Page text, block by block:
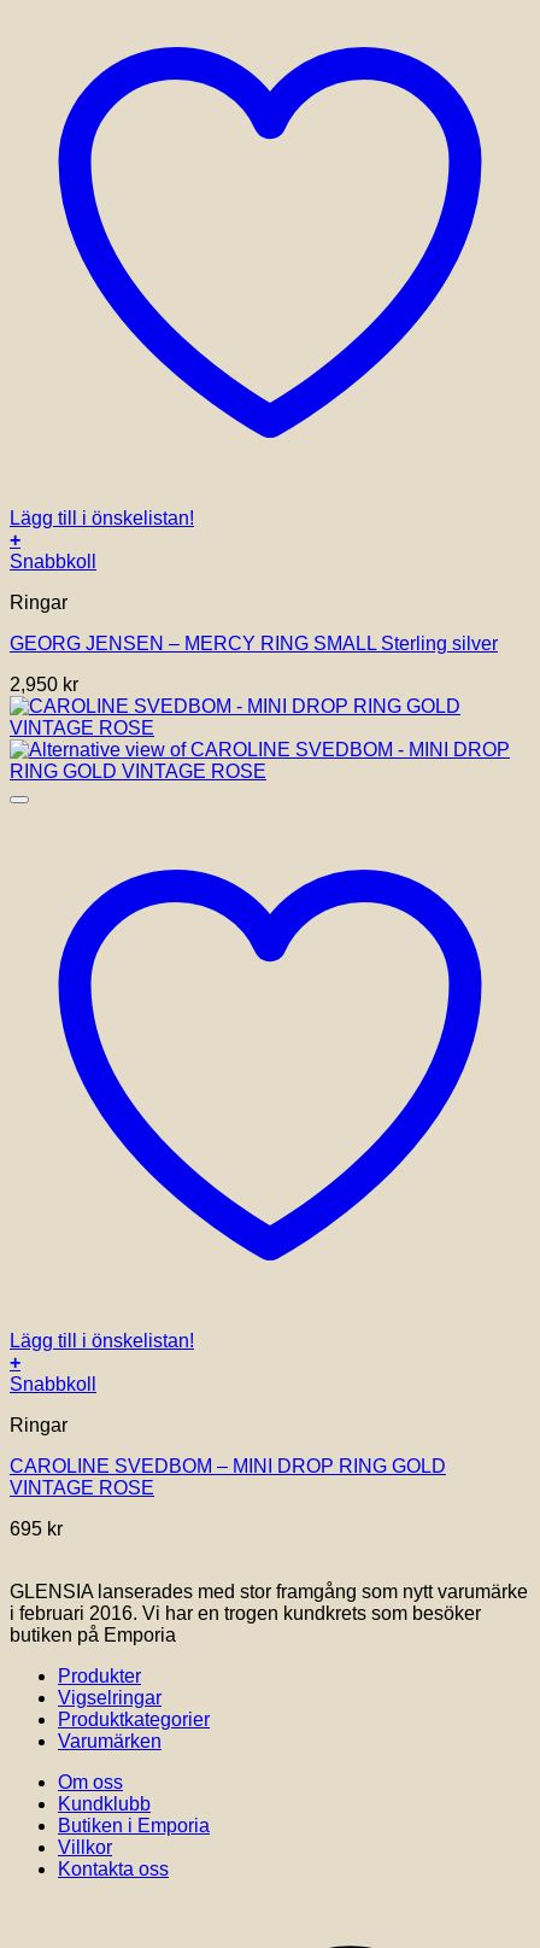
Lägg till i önskelistan!
+
Den
produkten
flera
De
olika
alternativen
kan
väljas
på
Snabbkoll
Ringar
GEORG JENSEN – MERCY RING SMALL Sterling silver
2,950 kr
Lägg till i önskelistan!
+
Snabbkoll
Ringar
CAROLINE SVEDBOM – MINI DROP RING GOLD
VINTAGE ROSE
695 kr
GLENSIA lanserades med stor framgång som nytt varumärke
i februari 2016. Vi har en trogen kundkrets som besöker
butiken på Emporia
Produkter
Vigselringar
Produktkategorier
Varumärken
Om oss
Kundklubb
Butiken i Emporia
Villkor
Kontakta oss